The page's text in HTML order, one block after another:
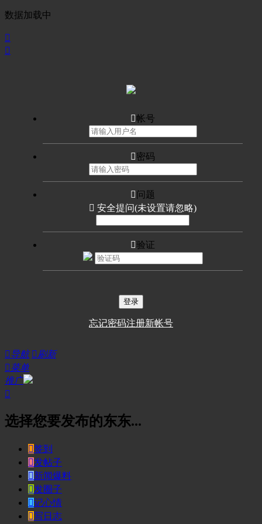
数据加载中


帐号
密码
问题
 安全提问(未设置请忽略)
验证
登录
忘记密码注册新帐号
导航  刷新
菜单
推广

选择您要发布的东东...
签到
发帖子
新闻爆料
发圈子
记心情
写日志